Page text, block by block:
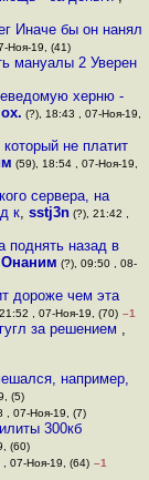
Иначе бы он нанял
Ноя-19, (41)
мануалы 2 Уверен
херню -
(?), 18:43 , 07-Ноя-19,
не платит
(59), 18:54 , 07-Ноя-19,
сервера, на
к, sstj3n(?), 21:42 ,
поднять назад в
Онаним (?), 09:50 , 08-
дороже чем эта
, 07-Ноя-19, (70) –1
за решением ,
например,
(5)
, 07-Ноя-19, (7)
300кб
(60)
07-Ноя-19, (64) –1